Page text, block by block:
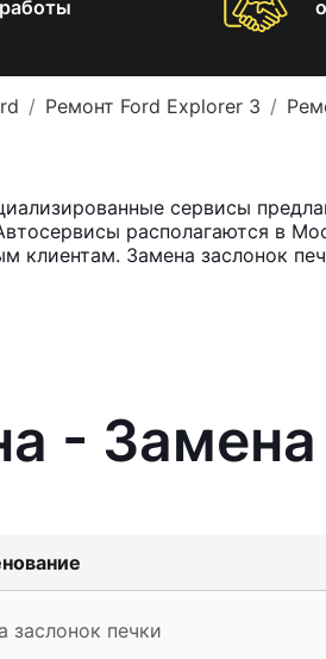
работы
Ремонт Ford Explorer 3
сервисы
располагаются в
клиентам. Замена заслонок
- Замена
заслонок печки